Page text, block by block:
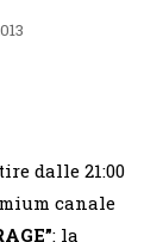
dalle 21:00
canale
: la